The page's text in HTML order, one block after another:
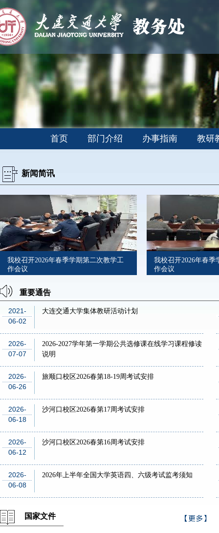
首页 部门介绍 办事指南 教研
新闻简讯
我校召开2026年春季学期第二次教学工
作会议
我校召开2026年春季
作会议
重要通告
2021-
06-02
大连交通大学集体教研活动计划
2026-
07-07
2026-2027学年第一学期公共选修课在线学习课程修读
说明
2026-
06-26
旅顺口校区2026春第18-19周考试安排
2026-
06-18
沙河口校区2026春第17周考试安排
2026-
06-12
沙河口校区2026春第16周考试安排
2026-
06-08
2026年上半年全国大学英语四、六级考试监考须知
国家文件